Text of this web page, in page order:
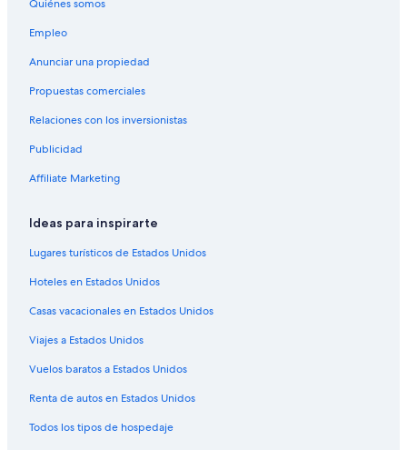
Hoteles con restaurante en Zona 13
Hoteles con sauna en Zona 13
Hoteles con hidromasaje en Zona 13
Hoteles en Zona 13
Hoteles cerca de Zoológico La Aurora
Hoteles 5 estrellas en Zona 14
Hoteles familiares en Zona 14
Hoteles históricos en Zona 14
Hoteles con bar en Zona 14
Hoteles con alberca en Zona 14
Hoteles con sauna en Zona 14
Quiénes somos
Empleo
Anunciar una propiedad
Propuestas comerciales
Relaciones con los inversionistas
Publicidad
Affiliate Marketing
Ideas para inspirarte
Lugares turísticos de Estados Unidos
Hoteles en Estados Unidos
Casas vacacionales en Estados Unidos
Viajes a Estados Unidos
Vuelos baratos a Estados Unidos
Renta de autos en Estados Unidos
Todos los tipos de hospedaje